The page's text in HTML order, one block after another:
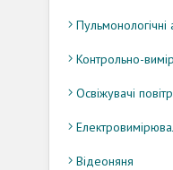
Пульмонологічні
Контрольно-
Освіжувачі
Відеоняня